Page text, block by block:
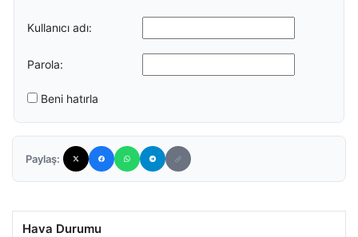
Kullanıcı adı:
Parola:
Beni hatırla
Paylaş:
Hava Durumu